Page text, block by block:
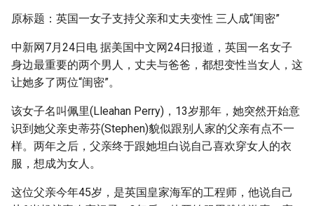
s
e
a
c
h
原标题：英国一女子支持父亲和丈夫变性 三人成“闺密”
中新网7月24日电 据美国中文网24日报道，英国一名女子
身边最重要的两个男人，丈夫与爸爸，都想变性当女人，这
让她多了两位“闺密”。
该女子名叫佩里(Lleahan Perry)，13岁那年，她突然开始意
识到她父亲史蒂芬(Stephen)貌似跟别人家的父亲有点不一
样。两年之后，父亲终于跟她坦白说自己喜欢穿女人的衣
服，想成为女人。
这位父亲今年45岁，是英国皇家海军的工程师，他说自己